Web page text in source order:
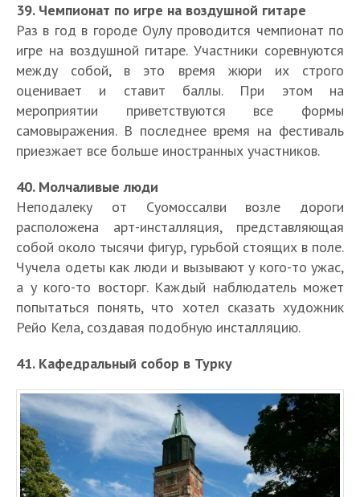
39. Чемпионат по игре на воздушной гитаре
Раз в год в городе Оулу проводится чемпионат по
игре на воздушной гитаре. Участники соревнуются
между собой, в это время жюри их строго
оценивает и ставит баллы. При этом на
мероприятии приветствуются все формы
самовыражения. В последнее время на фестиваль
приезжает все больше иностранных участников.
40. Молчаливые люди
Неподалеку от Суомоссалви возле дороги
расположена арт-инсталляция, представляющая
собой около тысячи фигур, гурьбой стоящих в поле.
Чучела одеты как люди и вызывают у кого-то ужас,
а у кого-то восторг. Каждый наблюдатель может
попытаться понять, что хотел сказать художник
Рейо Кела, создавая подобную инсталляцию.
41. Кафедральный собор в Турку